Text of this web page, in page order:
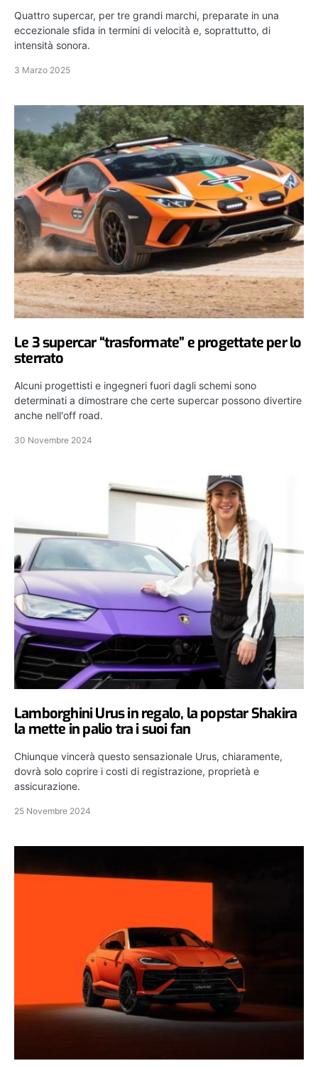
Quattro supercar, per tre grandi marchi, preparate in una
eccezionale sfida in termini di velocità e, soprattutto, di
intensità sonora.
3 Marzo 2025
Le 3 supercar “trasformate” e progettate per lo
sterrato
Alcuni progettisti e ingegneri fuori dagli schemi sono
determinati a dimostrare che certe supercar possono divertire
anche nell'off road.
30 Novembre 2024
Lamborghini Urus in regalo, la popstar Shakira
la mette in palio tra i suoi fan
Chiunque vincerà questo sensazionale Urus, chiaramente,
dovrà solo coprire i costi di registrazione, proprietà e
assicurazione.
25 Novembre 2024